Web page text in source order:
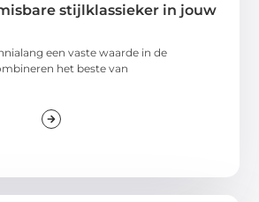
stijlklassieker in jouw
een vaste waarde in de
het beste van